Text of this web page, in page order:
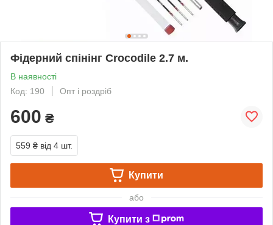
Фідерний спінінг Сroсоdile 2.7 м.
В наявності
Код: 190
Опт і роздріб
600 ₴
559 ₴ від 4 шт.
Купити
або
Купити з